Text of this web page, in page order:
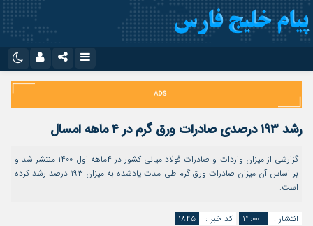
اینستاگرام
تلگرام
سروش
ایتا
اپلیکیشن
نام کاربری یا نشانی ایمیل
رمز عبور
مرا به خاطر بسپار
رشد ۱۹۳ درصدی صادرات ورق گرم در ۴ ماهه امسال
گزارشی از میزان واردات و صادرات فولاد میانی کشور در ۴ماهه اول ۱۴۰۰ منتشر شد و
بر اساس آن میزان صادرات ورق گرم طی مدت یادشده به میزان ۱۹۳ درصد رشد کرده
است.
انتشار : - ۱۴:۰۰ کد خبر : ۱۸۴۵